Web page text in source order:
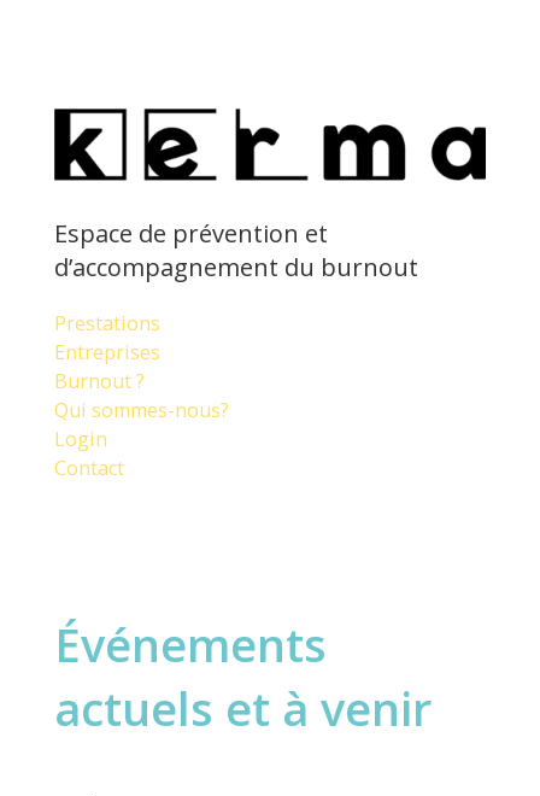
Espace de prévention et
d’accompagnement du burnout
Prestations
Entreprises
Burnout ?
Qui sommes-nous?
Login
Contact
Événements
actuels et à venir